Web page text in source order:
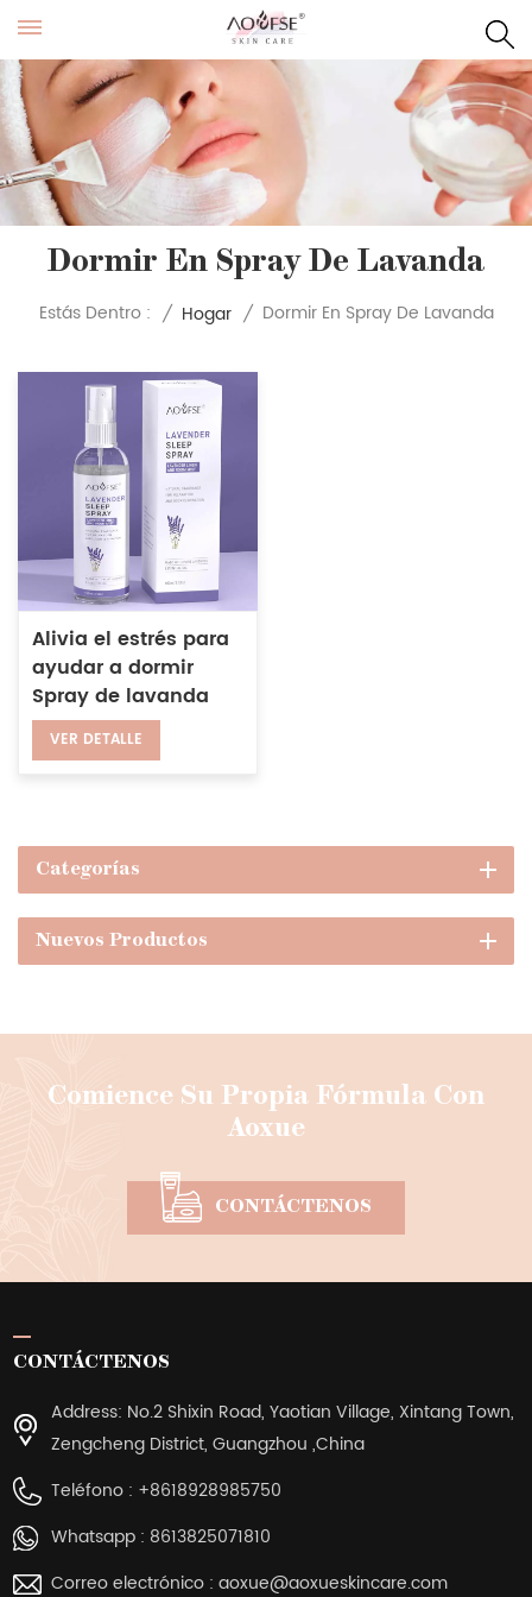
Dormir En Spray De Lavanda
Estás Dentro : / Hogar / Dormir En Spray De Lavanda
Alivia el estrés para
ayudar a dormir
Spray de lavanda
Ingredientes
naturales Spray para
VER DETALLE
Categorías
Nuevos Productos
Comience Su Propia Fórmula Con
Aoxue
CONTÁCTENOS
CONTÁCTENOS
Address: No.2 Shixin Road, Yaotian Village, Xintang Town,
Zengcheng District, Guangzhou ,China
Teléfono : +8618928985750
Whatsapp : 8613825071810
Correo electrónico : aoxue@aoxueskincare.com